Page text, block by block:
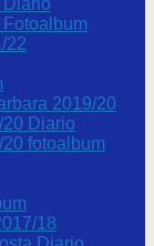
22
2019/20
Diario
fotoalbum
18